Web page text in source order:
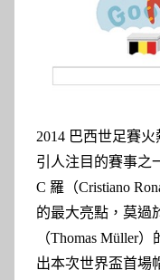
服
務
部
落
2014 巴西世足賽
引人注目的賽事之
C 羅（Cristiano
的最大亮點，莫過
（Thomas Müller
出本次世界盃首場